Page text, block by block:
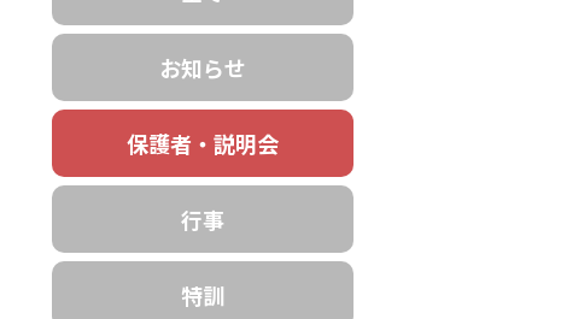
お知らせ
保護者・説明会
行事
特訓